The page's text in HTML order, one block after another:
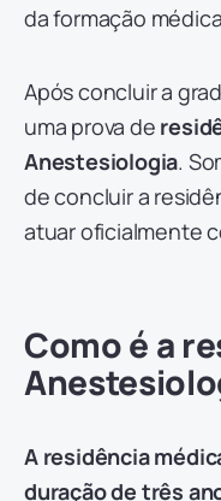
da formação
Após concluir a
uma prova de
Anestesiologia.
de concluir a
atuar oficialmente
Como é a
A residência
duração de três